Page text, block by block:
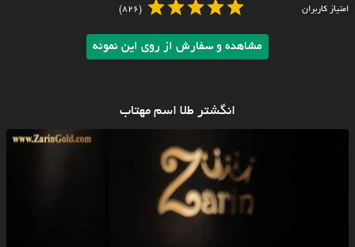
امتیاز کاربران (826)
مشاهده و سفارش از روی این نمونه
انگشتر طلا اسم مهتاب